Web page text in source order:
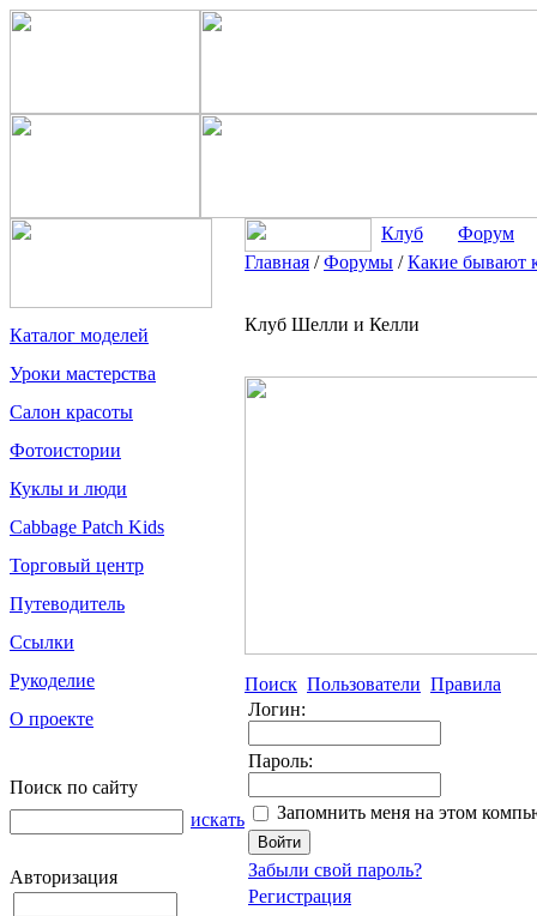
Каталог моделей
Уроки мастерства
Салон красоты
Фотоистории
Куклы и люди
Cabbage Patch Kids
Торговый центр
Путеводитель
Ссылки
Рукоделие
О проекте
Поиск по сайту
искать
Авторизация
Клуб
Форум
Главная /Форумы /Какие бывают
Клуб Шелли и Келли
Поиск Пользователи Правила
Логин:
Пароль:
Запомнить меня на этом
Забыли свой пароль?
Регистрация